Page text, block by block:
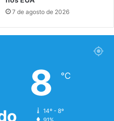
7 de agosto de 2026
8 ℃
14º - 8º